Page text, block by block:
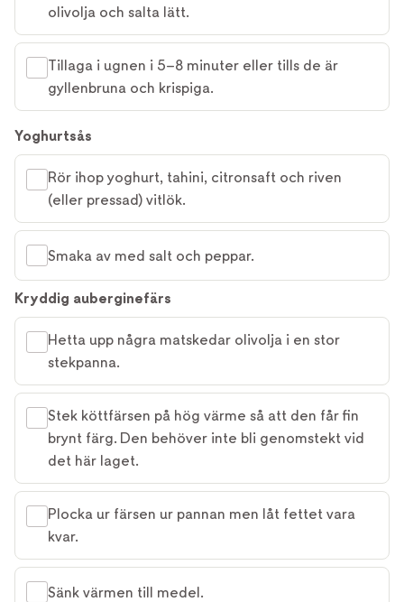
olivolja och salta lätt.
Tillaga i ugnen i 5–8 minuter eller tills de är
gyllenbruna och krispiga.
Yoghurtsås
Rör ihop yoghurt, tahini, citronsaft och riven
(eller pressad) vitlök.
Smaka av med salt och peppar.
Kryddig auberginefärs
Hetta upp några matskedar olivolja i en stor
stekpanna.
Stek köttfärsen på hög värme så att den får fin
brynt färg. Den behöver inte bli genomstekt vid
det här laget.
Plocka ur färsen ur pannan men låt fettet vara
kvar.
Sänk värmen till medel.